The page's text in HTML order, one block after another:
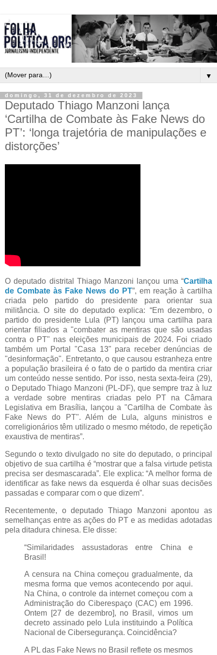
▼
domingo, 31 de dezembro de 2023
Deputado Thiago Manzoni lança
‘Cartilha de Combate às Fake News do
PT’: ‘longa trajetória de manipulações e
distorções’
O deputado distrital Thiago Manzoni lançou uma “Cartilha
de Combate às Fake News do PT”, em reação à cartilha
criada pelo partido do presidente para orientar sua
militância. O site do deputado explica: “Em dezembro, o
partido do presidente Lula (PT) lançou uma cartilha para
orientar filiados a "combater as mentiras que são usadas
contra o PT" nas eleições municipais de 2024. Foi criado
também um Portal "Casa 13" para receber denúncias de
"desinformação". Entretanto, o que causou estranheza entre
a população brasileira é o fato de o partido da mentira criar
um conteúdo nesse sentido. Por isso, nesta sexta-feira (29),
o Deputado Thiago Manzoni (PL-DF), que sempre traz à luz
a verdade sobre mentiras criadas pelo PT na Câmara
Legislativa em Brasília, lançou a "Cartilha de Combate às
Fake News do PT". Além de Lula, alguns ministros e
correligionários têm utilizado o mesmo método, de repetição
exaustiva de mentiras”.
Segundo o texto divulgado no site do deputado, o principal
objetivo de sua cartilha é “mostrar que a falsa virtude petista
precisa ser desmascarada”. Ele explica: “A melhor forma de
identificar as fake news da esquerda é olhar suas decisões
passadas e comparar com o que dizem”.
Recentemente, o deputado Thiago Manzoni apontou as
semelhanças entre as ações do PT e as medidas adotadas
pela ditadura chinesa. Ele disse:
“Similaridades assustadoras entre China e
Brasil!
A censura na China começou gradualmente, da
mesma forma que vemos acontecendo por aqui.
Na China, o controle da internet começou com a
Administração do Ciberespaço (CAC) em 1996.
Ontem [27 de dezembro], no Brasil, vimos um
decreto assinado pelo Lula instituindo a Política
Nacional de Cibersegurança. Coincidência?
A PL das Fake News no Brasil reflete os mesmos